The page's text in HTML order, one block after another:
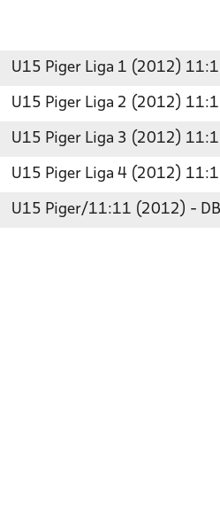
U15 Piger Liga 1 (2012)
U15 Piger Liga 2 (2012)
U15 Piger Liga 3 (2012)
U15 Piger Liga 4 (2012)
U15 Piger/11:11 (2012) -